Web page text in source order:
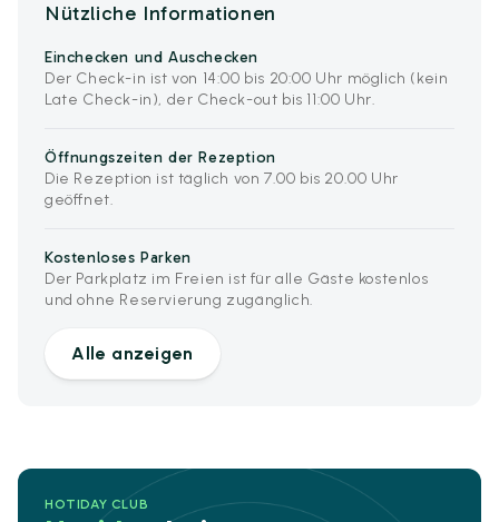
Nützliche Informationen
Einchecken und Auschecken
Der Check-in ist von 14:00 bis 20:00 Uhr möglich (kein
Late Check-in), der Check-out bis 11:00 Uhr.
Öffnungszeiten der Rezeption
Die Rezeption ist täglich von 7.00 bis 20.00 Uhr
geöffnet.
Kostenloses Parken
Der Parkplatz im Freien ist für alle Gäste kostenlos
und ohne Reservierung zugänglich.
Alle anzeigen
HOTIDAY CLUB